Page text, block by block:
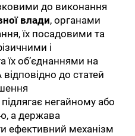
до виконання
влади, органами
їх посадовими та
і
об’єднаннями на
відповідно до статей
негайному або
а держава
ефективний механізм